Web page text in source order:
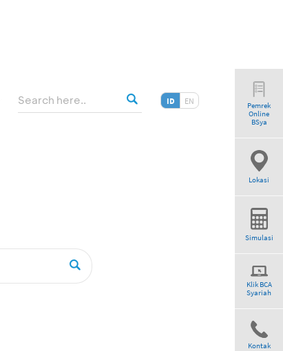
ID EN
Pemrek
Online
BSya
Lokasi
Simulasi
Klik BCA
Syariah
Kontak